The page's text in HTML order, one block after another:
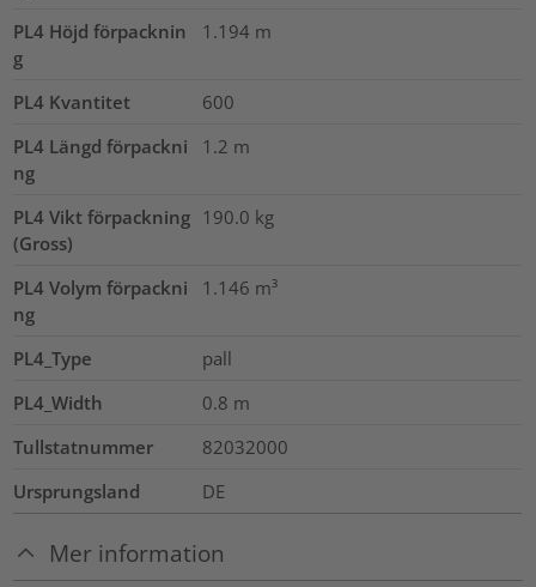
PL4 Höjd förpacknin
g
1.194 m
PL4 Kvantitet
600
PL4 Längd förpackni
ng
1.2 m
PL4 Vikt förpackning
(Gross)
190.0 kg
PL4 Volym förpackni
ng
1.146 m³
PL4_Type
pall
PL4_Width
0.8 m
Tullstatnummer
82032000
Ursprungsland
DE
Mer information